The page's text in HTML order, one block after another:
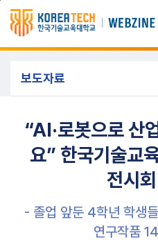
주메뉴 바로가기
본문 바로가기
보도자료
“AI·로봇으로 산
요” 한국기술교
전시회
- 졸업 앞둔 4학년 학생
연구작품